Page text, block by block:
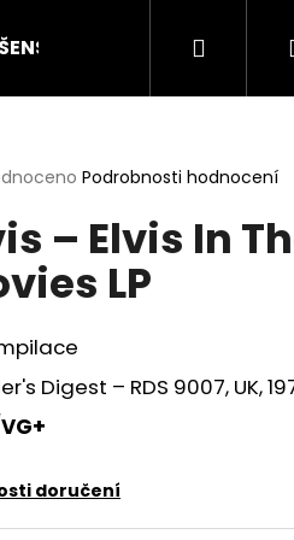
HODNOCENÍ
Hledat
Podrobnosti hodnocení
– Elvis In
LP
Digest – RDS 9007, UK,
doručení